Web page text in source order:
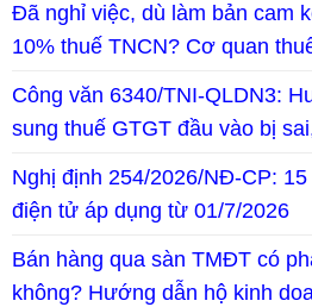
Đã nghỉ việc, dù làm bản cam
10% thuế TNCN? Cơ quan
Công văn 6340/TNI-QLDN3:
sung thuế GTGT đầu vào bị
Nghị định 254/2026/NĐ-CP:
điện tử áp dụng từ 01/7/2026
Bán hàng qua sàn TMĐT có
không? Hướng dẫn hộ kinh